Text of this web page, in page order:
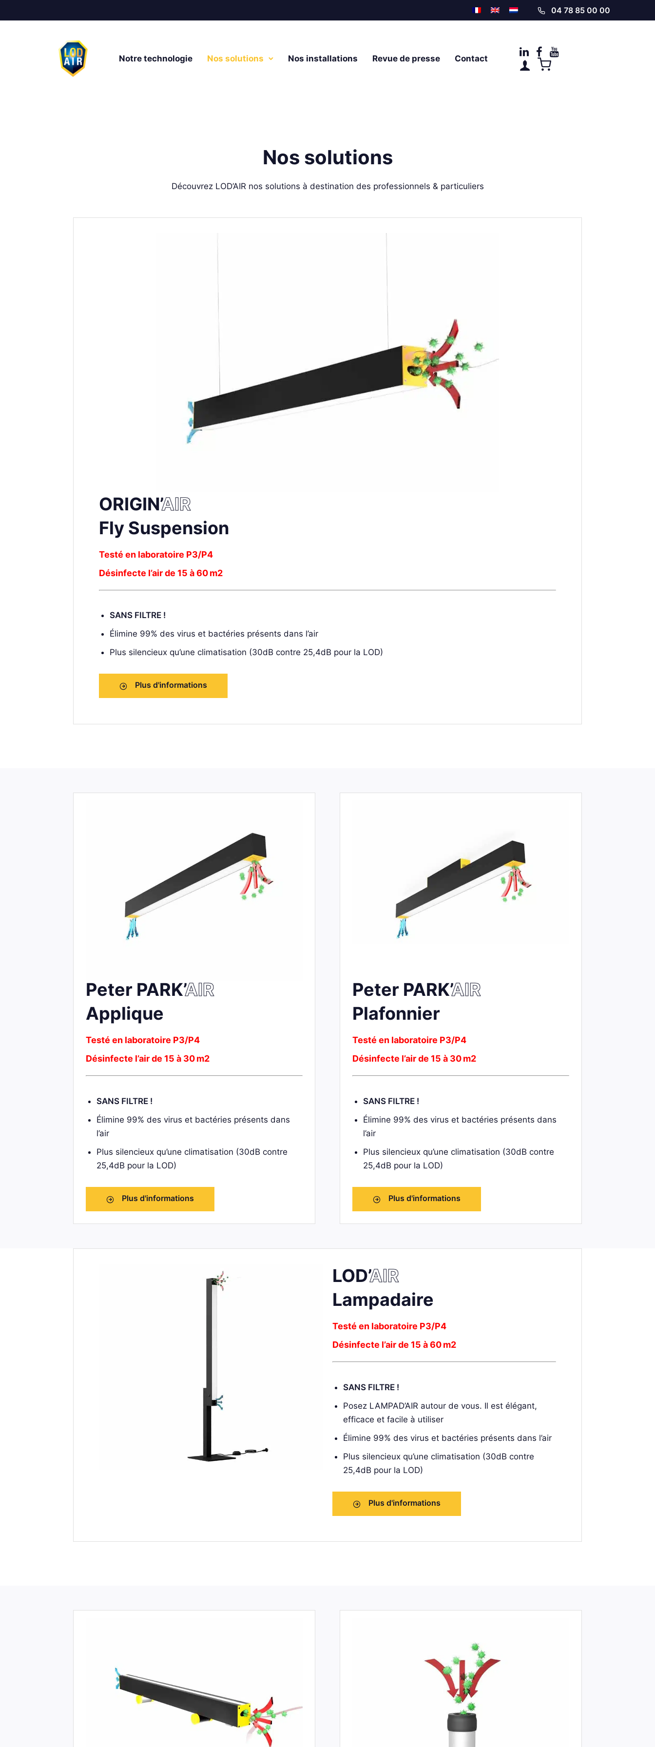
04 78 85 00 00
Notre technologie Nos solutions Nos installations Revue de presse Contact
Nos solutions
Découvrez LOD’AIR nos solutions à destination des professionnels & particuliers
ORIGIN’AIR
Fly Suspension
Testé en laboratoire P3/P4
Désinfecte l’air de 15 à 60 m2
SANS FILTRE !
Élimine 99% des virus et bactéries présents dans l’air
Plus silencieux qu’une climatisation (30dB contre 25,4dB pour la LOD)
Plus d'informations
Peter PARK’AIR
Applique
Testé en laboratoire P3/P4
Désinfecte l’air de 15 à 30 m2
SANS FILTRE !
Élimine 99% des virus et bactéries présents dans
l’air
Plus silencieux qu’une climatisation (30dB contre
25,4dB pour la LOD)
Plus d'informations
Peter PARK’AIR
Plafonnier
Testé en laboratoire P3/P4
Désinfecte l’air de 15 à 30 m2
SANS FILTRE !
Élimine 99% des virus et bactéries présents dans
l’air
Plus silencieux qu’une climatisation (30dB contre
25,4dB pour la LOD)
Plus d'informations
LOD’AIR
Lampadaire
Testé en laboratoire P3/P4
Désinfecte l’air de 15 à 60 m2
SANS FILTRE !
Posez LAMPAD’AIR autour de vous. Il est élégant,
efficace et facile à utiliser
Élimine 99% des virus et bactéries présents dans l’air
Plus silencieux qu’une climatisation (30dB contre
25,4dB pour la LOD)
Plus d'informations